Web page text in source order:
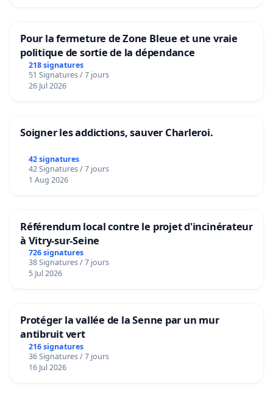
Pour la fermeture de Zone Bleue et une vraie
politique de sortie de la dépendance
218 signatures
51 Signatures / 7 jours
26 Jul 2026
Soigner les addictions, sauver Charleroi.
42 signatures
42 Signatures / 7 jours
1 Aug 2026
Référendum local contre le projet d'incinérateur
à Vitry-sur-Seine
726 signatures
38 Signatures / 7 jours
5 Jul 2026
Protéger la vallée de la Senne par un mur
antibruit vert
216 signatures
36 Signatures / 7 jours
16 Jul 2026